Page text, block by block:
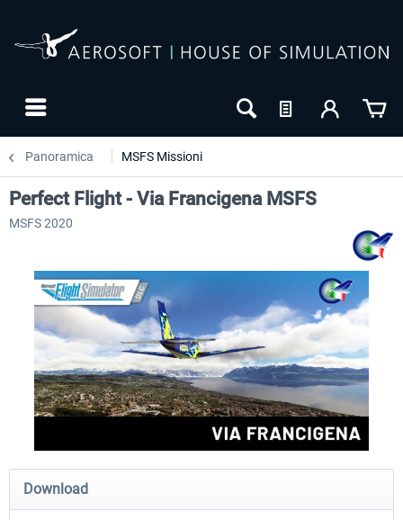
Panoramica MSFS Missioni
Perfect Flight - Flying Germany MSFS
Perfect Flight - FS Explorer -
Perfect Flight - Via Francigena MSFS
MSFS 2020
Download